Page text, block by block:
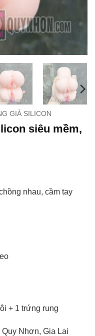
GIẢ SILICON
siêu mềm,
nhau, cầm tay
+ 1 trứng rung
Nhơn, Gia Lai